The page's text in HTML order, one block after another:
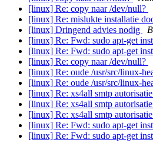
[linux] Re: copy naar /dev/null?
[linux] Re: mislukte installatie
[linux] Dringend advies nodig
[linux] Re: Fwd: sudo apt-get
[linux] Re: Fwd: sudo apt-get
[linux] Re: copy naar /dev/null?
[linux] Re: oude /usr/src/linux-
[linux] Re: oude /usr/src/linux-
[linux] Re: xs4all smtp
[linux] Re: xs4all smtp
[linux] Re: xs4all smtp
[linux] Re: Fwd: sudo apt-get
[linux] Re: Fwd: sudo apt-get